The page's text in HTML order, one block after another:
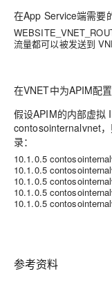
在App Service端需要
流量都可以被发送到
在VNET中为APIM配
假设APIM的内部虚拟
contosointernalvnet
录：
10.1.0.5
10.1.0.5
10.1.0.5
10.1.0.5
10.1.0.5
参考资料